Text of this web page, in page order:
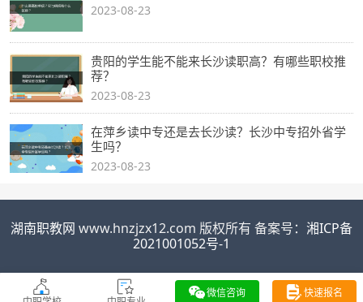
2023-08-23
贵阳的学生能不能来长沙读职高？有哪些职校推
荐？
2023-08-23
在萍乡读中专还是去长沙读？长沙中专招外省学
生吗？
2023-08-23
湖南职教网 www.hnzjzx12.com 版权所有 备案号： 湘ICP备
2021001052号-1
微信咨询 快速报名